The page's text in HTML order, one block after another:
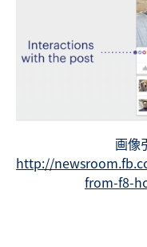
画像
http://
from-f8-